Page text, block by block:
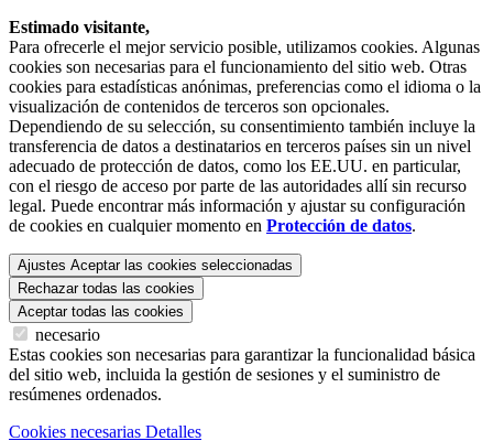
Estimado visitante,
Para ofrecerle el mejor servicio posible, utilizamos cookies. Algunas
cookies son necesarias para el funcionamiento del sitio web. Otras
cookies para estadísticas anónimas, preferencias como el idioma o la
visualización de contenidos de terceros son opcionales.
Dependiendo de su selección, su consentimiento también incluye la
transferencia de datos a destinatarios en terceros países sin un nivel
adecuado de protección de datos, como los EE.UU. en particular,
con el riesgo de acceso por parte de las autoridades allí sin recurso
legal. Puede encontrar más información y ajustar su configuración
de cookies en cualquier momento en Protección de datos.
Ajustes Aceptar las cookies seleccionadas
Rechazar todas las cookies
Aceptar todas las cookies
necesario
Estas cookies son necesarias para garantizar la funcionalidad básica
del sitio web, incluida la gestión de sesiones y el suministro de
resúmenes ordenados.
Cookies necesarias Detalles